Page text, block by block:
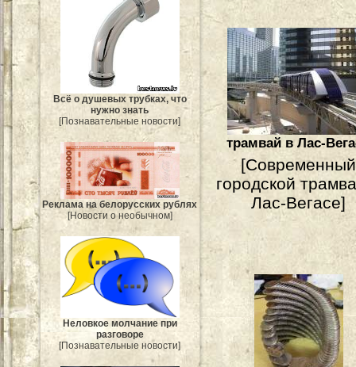
Всё о душевых трубках, что
нужно знать
[Познавательные новости]
Реклама на белорусских рублях
[Новости о необычном]
Неловкое молчание при
разговоре
[Познавательные новости]
трамвай в Лас-
[Современный
городской
Лас-Вегасе]